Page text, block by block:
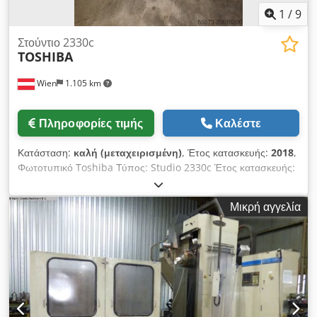
1 /9
Wien 1.105 km
Στούντιο 2330c
TOSHIBA
Πληροφορίες τιμής Καλέστε
Κατάσταση: καλή (μεταχειρισμένη), Έτος κατασκευής: 2018,
Φωτοτυπικό Toshiba Τύπος: Studio 2330c Έτος κατασκευής:
περίπου 2018 Dedpfx Ajxzgaksndsck
Μικρή αγγελία